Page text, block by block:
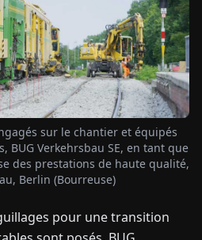
sur le chantier et équipés
BUG Verkehrsbau SE, en tant que
des prestations de haute qualité,
Berlin (Bourreuse)
pour une transition